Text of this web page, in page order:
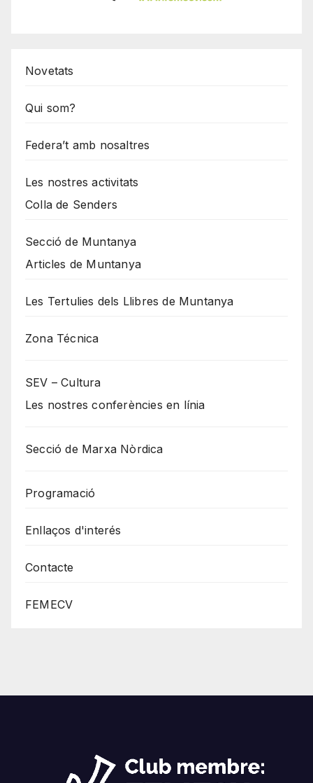
Novetats
Qui som?
Federa’t amb nosaltres
Les nostres activitats
Colla de Senders
Secció de Muntanya
Articles de Muntanya
Les Tertulies dels Llibres de Muntanya
Zona Técnica
SEV – Cultura
Les nostres conferències en línia
Secció de Marxa Nòrdica
Programació
Enllaços d'interés
Contacte
FEMECV